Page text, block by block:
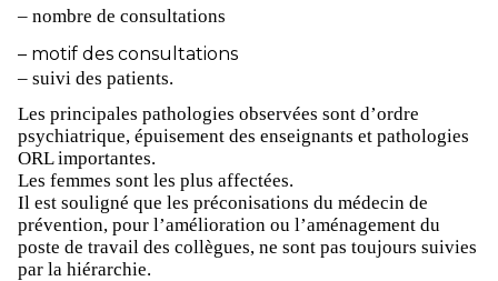
– nombre de consultations
– motif des consultations
– suivi des patients.
Les principales pathologies observées sont d’ordre
psychiatrique, épuisement des enseignants et pathologies
ORL importantes.
Les femmes sont les plus affectées.
Il est souligné que les préconisations du médecin de
prévention, pour l’amélioration ou l’aménagement du
poste de travail des collègues, ne sont pas toujours suivies
par la hiérarchie.